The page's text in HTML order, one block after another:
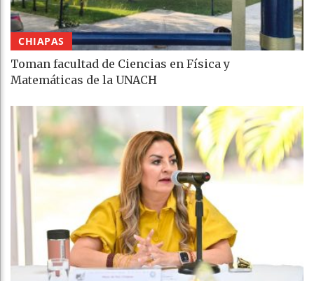
CHIAPAS
Toman facultad de Ciencias en Física y
Matemáticas de la UNACH